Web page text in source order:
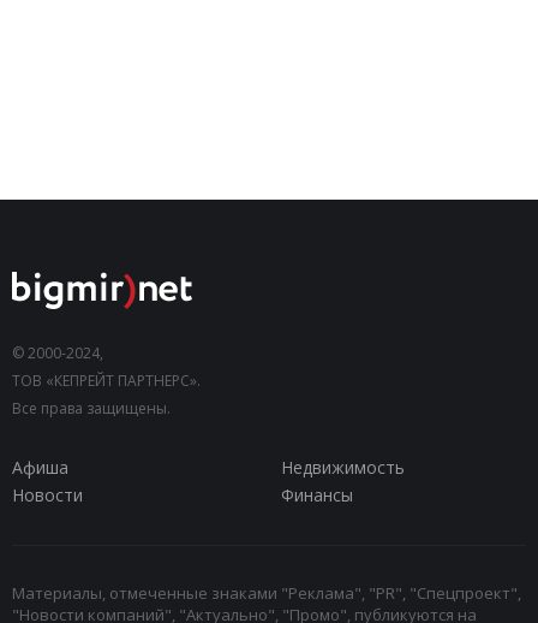
© 2000-2024,
ТОВ «КЕПРЕЙТ ПАРТНЕРС».
Все права защищены.
Афиша
Недвижимость
Новости
Финансы
Материалы, отмеченные знаками "Реклама", "PR", "Спецпроект",
"Новости компаний", "Актуально", "Промо", публикуются на